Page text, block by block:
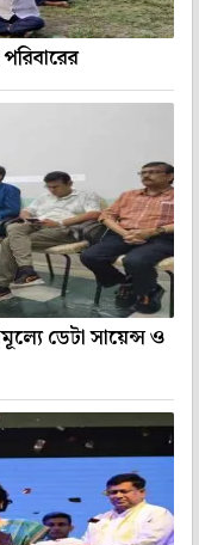
ডেটা সায়েন্স ও